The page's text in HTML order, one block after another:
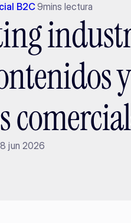
B2C9mins lectura
8 jun 2026